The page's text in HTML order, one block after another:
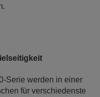
Serie werden in einer
für verschiedenste